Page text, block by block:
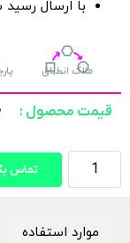
با ارسال رسید
ملاک انطباق
قیمت محصول :
تماس بگیرید
موارد استفاده